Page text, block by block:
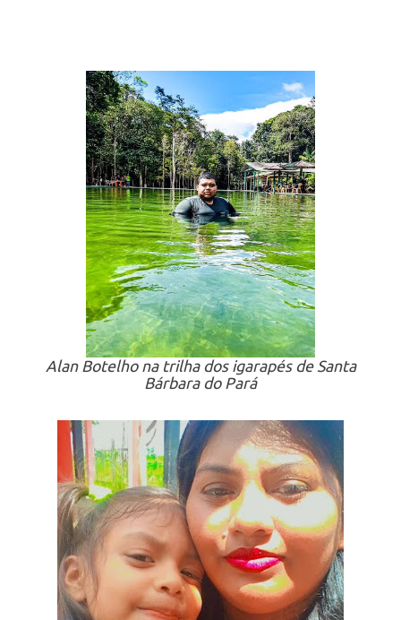
Alan Botelho na trilha dos igarapés de Santa
Bárbara do Pará